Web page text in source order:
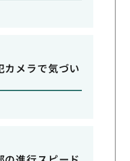
カメラで気づい